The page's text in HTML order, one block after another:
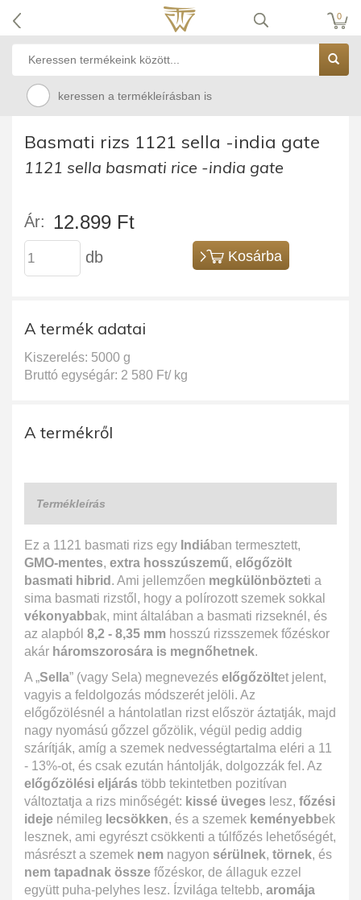
0
keressen a termékleírásban is
Basmati rizs 1121 sella -india gate
1121 sella basmati rice -india gate
Ár: 12.899 Ft
db Kosárba
A termék adatai
Kiszerelés: 5000 g
Bruttó egységár: 2 580 Ft/ kg
A termékről
Termékleírás
Ez a 1121 basmati rizs egy Indiában termesztett,
GMO-mentes, extra hosszúszemű, előgőzölt
basmati hibrid . Ami jellemzően megkülönbözteti a
sima basmati rizstől, hogy a polírozott szemek sokkal
vékonyabbak, mint általában a basmati rizseknél, és
az alapból 8,2 - 8,35 mm hosszú rizsszemek főzéskor
akár háromszorosára is megnőhetnek.
A „Sella” (vagy Sela) megnevezés előgőzöltet jelent,
vagyis a feldolgozás módszerét jelöli. Az
előgőzölésnél a hántolatlan rizst először áztatják, majd
nagy nyomású gőzzel gőzölik, végül pedig addig
szárítják, amíg a szemek nedvességtartalma eléri a 11
- 13%-ot, és csak ezután hántolják, dolgozzák fel. Az
előgőzölési eljárás több tekintetben pozitívan
változtatja a rizs minőségét: kissé üveges lesz, főzési
ideje némileg lecsökken, és a szemek keményebbek
lesznek, ami egyrészt csökkenti a túlfőzés lehetőségét,
másrészt a szemek nem nagyon sérülnek, törnek, és
nem tapadnak össze főzéskor, de állaguk ezzel
együtt puha-pelyhes lesz. Ízvilága teltebb, aromája